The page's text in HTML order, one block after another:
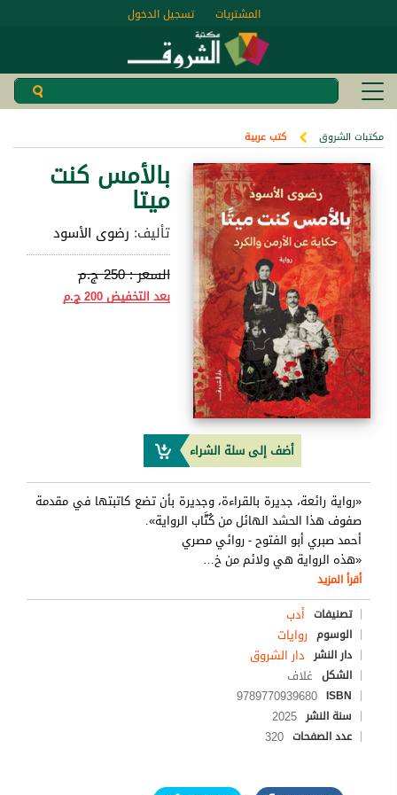
تسجيل الدخول المشتريات
مكتبات الشروق كتب عربية
بالأمس كنت
ميتا
تأليف: رضوى الأسود
السعر :250 ج.م
بعد التخفيض200 ج.م
أضف إلى سلة الشراء
«رواية رائعة، جديرة بالقراءة، وجديرة بأن تضع كاتبتها في مقدمة
صفوف هذا الحشد الهائل من كُتَّاب الرواية».
أحمد صبري أبو الفتوح - روائي مصري
«هذه الرواية هي ولائم من خ…
أقرأ المزيد
تصنيفات أدب
الوسوم روايات
دار النشر دار الشروق
الشكل غلاف
ISBN
9789770939680
سنة النشر 2025
عدد الصفحات 320